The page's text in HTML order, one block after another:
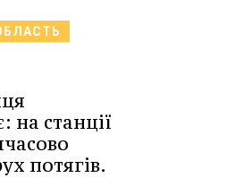
на станції
потягів.